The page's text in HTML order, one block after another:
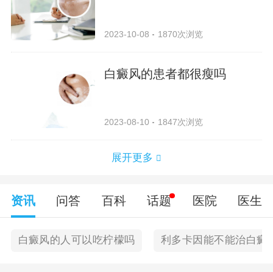
2023-10-08 1870次浏览
白癜风的患者都很瘦吗
2023-08-10 1847次浏览
展开更多
资讯 问答 百科 话题 医院 医生
白癜风的人可以吃柠檬吗 利多卡因能不能治白癜